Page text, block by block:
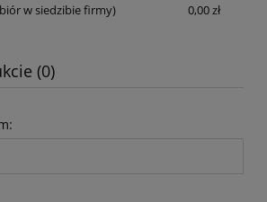
w siedzibie firmy) 0,00 zł
(0)